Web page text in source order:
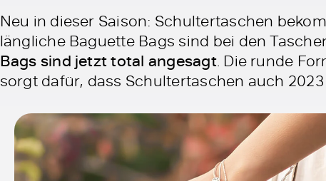
Neu in dieser Saison: Schultertaschen
längliche Baguette Bags sind bei den
Bags sind jetzt total angesagt. Die runde
sorgt dafür, dass Schultertaschen auch